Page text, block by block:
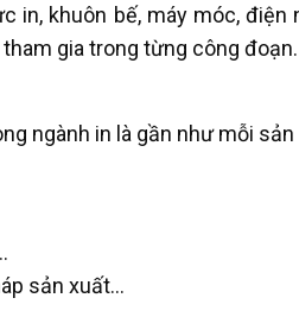
in, khuôn bế, máy móc,
gia trong từng công đoạn.
ngành in là gần như mỗi
sản xuất…